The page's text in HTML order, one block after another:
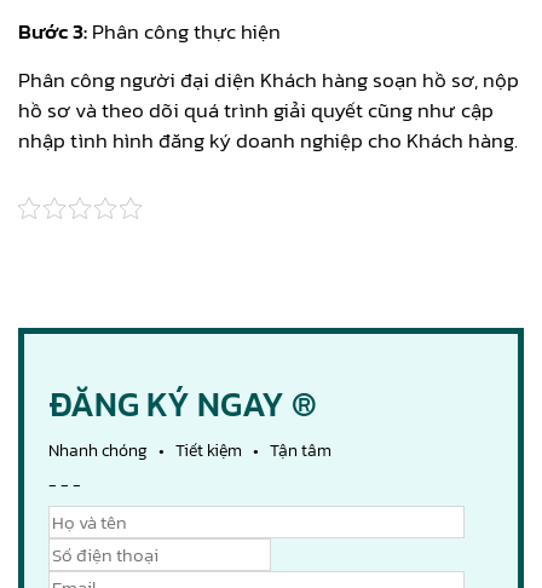
Bước 3:Phân công thực hiện
Phân công người đại diện Khách hàng soạn hồ sơ, nộp
hồ sơ và theo dõi quá trình giải quyết cũng như cập
nhập tình hình đăng ký doanh nghiệp cho Khách hàng.
ĐĂNG KÝ NGAY ®
Nhanh chóng • Tiết kiệm • Tận tâm
- - -